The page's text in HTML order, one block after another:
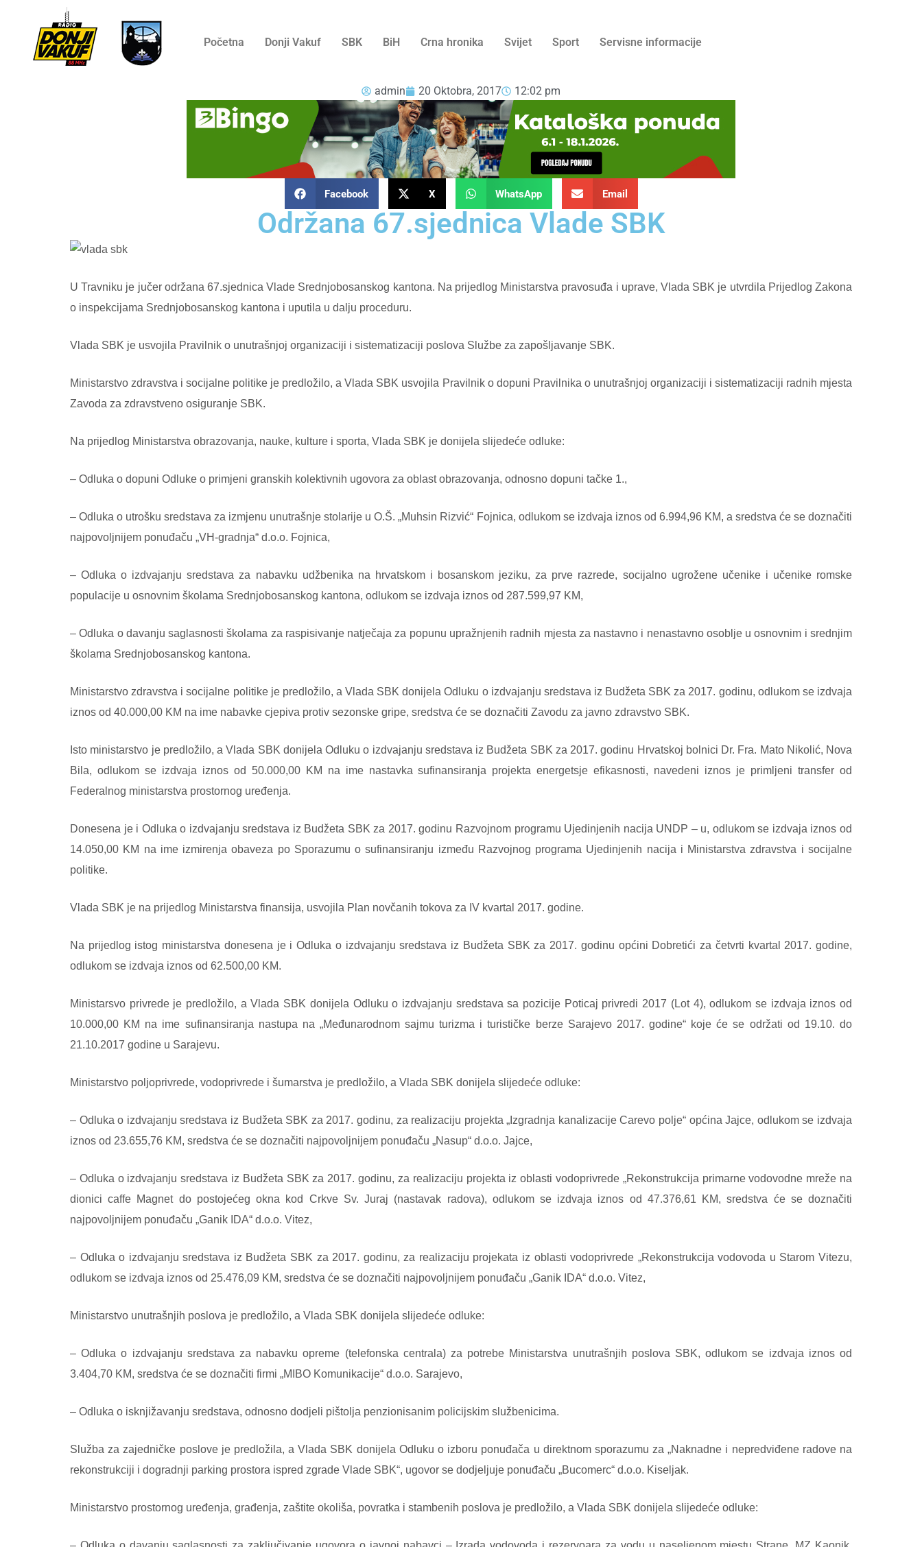
Početna Donji Vakuf SBK BiH Crna hronika Svijet Sport Servisne informacije
admin 20 Oktobra, 2017 12:02 pm
Facebook X WhatsApp Email
Održana 67.sjednica Vlade SBK
U Travniku je jučer održana 67.sjednica Vlade Srednjobosanskog kantona. Na prijedlog Ministarstva pravosuđa i uprave, Vlada SBK je utvrdila Prijedlog Zakona
o inspekcijama Srednjobosanskog kantona i uputila u dalju proceduru.
Vlada SBK je usvojila Pravilnik o unutrašnjoj organizaciji i sistematizaciji poslova Službe za zapošljavanje SBK.
Ministarstvo zdravstva i socijalne politike je predložilo, a Vlada SBK usvojila Pravilnik o dopuni Pravilnika o unutrašnjoj organizaciji i sistematizaciji radnih mjesta
Zavoda za zdravstveno osiguranje SBK.
Na prijedlog Ministarstva obrazovanja, nauke, kulture i sporta, Vlada SBK je donijela slijedeće odluke:
– Odluka o dopuni Odluke o primjeni granskih kolektivnih ugovora za oblast obrazovanja, odnosno dopuni tačke 1.,
– Odluka o utrošku sredstava za izmjenu unutrašnje stolarije u O.Š. „Muhsin Rizvić“ Fojnica, odlukom se izdvaja iznos od 6.994,96 KM, a sredstva će se doznačiti
najpovoljnijem ponuđaču „VH-gradnja“ d.o.o. Fojnica,
– Odluka o izdvajanju sredstava za nabavku udžbenika na hrvatskom i bosanskom jeziku, za prve razrede, socijalno ugrožene učenike i učenike romske
populacije u osnovnim školama Srednjobosanskog kantona, odlukom se izdvaja iznos od 287.599,97 KM,
– Odluka o davanju saglasnosti školama za raspisivanje natječaja za popunu upražnjenih radnih mjesta za nastavno i nenastavno osoblje u osnovnim i srednjim
školama Srednjobosanskog kantona.
Ministarstvo zdravstva i socijalne politike je predložilo, a Vlada SBK donijela Odluku o izdvajanju sredstava iz Budžeta SBK za 2017. godinu, odlukom se izdvaja
iznos od 40.000,00 KM na ime nabavke cjepiva protiv sezonske gripe, sredstva će se doznačiti Zavodu za javno zdravstvo SBK.
Isto ministarstvo je predložilo, a Vlada SBK donijela Odluku o izdvajanju sredstava iz Budžeta SBK za 2017. godinu Hrvatskoj bolnici Dr. Fra. Mato Nikolić, Nova
Bila, odlukom se izdvaja iznos od 50.000,00 KM na ime nastavka sufinansiranja projekta energetsje efikasnosti, navedeni iznos je primljeni transfer od
Federalnog ministarstva prostornog uređenja.
Donesena je i Odluka o izdvajanju sredstava iz Budžeta SBK za 2017. godinu Razvojnom programu Ujedinjenih nacija UNDP – u, odlukom se izdvaja iznos od
14.050,00 KM na ime izmirenja obaveza po Sporazumu o sufinansiranju između Razvojnog programa Ujedinjenih nacija i Ministarstva zdravstva i socijalne
politike.
Vlada SBK je na prijedlog Ministarstva finansija, usvojila Plan novčanih tokova za IV kvartal 2017. godine.
Na prijedlog istog ministarstva donesena je i Odluka o izdvajanju sredstava iz Budžeta SBK za 2017. godinu općini Dobretići za četvrti kvartal 2017. godine,
odlukom se izdvaja iznos od 62.500,00 KM.
Ministarsvo privrede je predložilo, a Vlada SBK donijela Odluku o izdvajanju sredstava sa pozicije Poticaj privredi 2017 (Lot 4), odlukom se izdvaja iznos od
10.000,00 KM na ime sufinansiranja nastupa na „Međunarodnom sajmu turizma i turističke berze Sarajevo 2017. godine“ koje će se održati od 19.10. do
21.10.2017 godine u Sarajevu.
Ministarstvo poljoprivrede, vodoprivrede i šumarstva je predložilo, a Vlada SBK donijela slijedeće odluke:
– Odluka o izdvajanju sredstava iz Budžeta SBK za 2017. godinu, za realizaciju projekta „Izgradnja kanalizacije Carevo polje“ općina Jajce, odlukom se izdvaja
iznos od 23.655,76 KM, sredstva će se doznačiti najpovoljnijem ponuđaču „Nasup“ d.o.o. Jajce,
– Odluka o izdvajanju sredstava iz Budžeta SBK za 2017. godinu, za realizaciju projekta iz oblasti vodoprivrede „Rekonstrukcija primarne vodovodne mreže na
dionici caffe Magnet do postojećeg okna kod Crkve Sv. Juraj (nastavak radova), odlukom se izdvaja iznos od 47.376,61 KM, sredstva će se doznačiti
najpovoljnijem ponuđaču „Ganik IDA“ d.o.o. Vitez,
– Odluka o izdvajanju sredstava iz Budžeta SBK za 2017. godinu, za realizaciju projekata iz oblasti vodoprivrede „Rekonstrukcija vodovoda u Starom Vitezu,
odlukom se izdvaja iznos od 25.476,09 KM, sredstva će se doznačiti najpovoljnijem ponuđaču „Ganik IDA“ d.o.o. Vitez,
Ministarstvo unutrašnjih poslova je predložilo, a Vlada SBK donijela slijedeće odluke:
– Odluka o izdvajanju sredstava za nabavku opreme (telefonska centrala) za potrebe Ministarstva unutrašnjih poslova SBK, odlukom se izdvaja iznos od
3.404,70 KM, sredstva će se doznačiti firmi „MIBO Komunikacije“ d.o.o. Sarajevo,
– Odluka o isknjižavanju sredstava, odnosno dodjeli pištolja penzionisanim policijskim službenicima.
Služba za zajedničke poslove je predložila, a Vlada SBK donijela Odluku o izboru ponuđača u direktnom sporazumu za „Naknadne i nepredviđene radove na
rekonstrukciji i dogradnji parking prostora ispred zgrade Vlade SBK“, ugovor se dodjeljuje ponuđaču „Bucomerc“ d.o.o. Kiseljak.
Ministarstvo prostornog uređenja, građenja, zaštite okoliša, povratka i stambenih poslova je predložilo, a Vlada SBK donijela slijedeće odluke: